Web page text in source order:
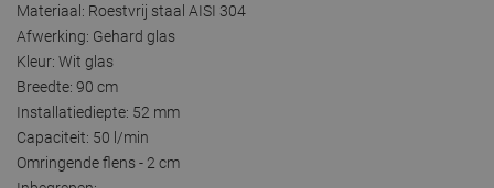
Materiaal: Roestvrij staal AISI 304
Afwerking: Gehard glas
Kleur: Wit glas
Breedte: 90 cm
Installatiediepte: 52 mm
Capaciteit: 50 l/min
Omringende flens - 2 cm